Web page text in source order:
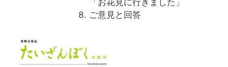
ご意見と回答